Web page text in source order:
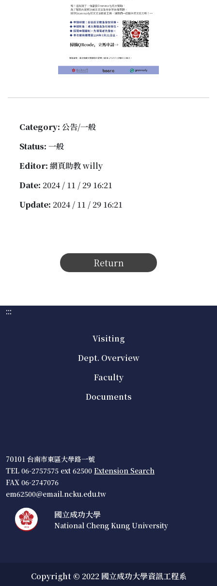
Category: 公告/一般
Status: 一般
Editor: 網頁助教 willy
Date: 2024 / 11 / 29 16:21
Update: 2024 / 11 / 29 16:21
Return
:::
Visiting
Dept. Overview
Faculty
Documents
70101 台南市東區大學路一號
TEL 06-2757575 ext 62500 Extension Search
FAX 06-2747076
em62500@email.ncku.edu.tw
國立成功大學
National Cheng Kung University
Copyright © 2022 國立成功大學資訊工程系